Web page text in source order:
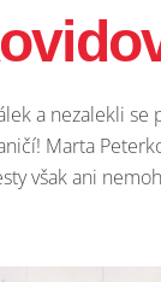
a nezalekli
Marta
však ani